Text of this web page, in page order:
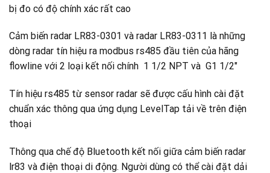
bị đo có độ chính xác rất cao
Cảm biến radar LR83-0301 và radar LR83-0311 là những
dòng radar tín hiệu ra modbus rs485 đầu tiên của hãng
flowline với 2 loại kết nối chính 1 1/2 NPT và G1 1/2″
Tín hiệu rs485 từ sensor radar sẽ được cấu hình cài đặt
chuẩn xác thông qua ứng dụng LevelTap tải về trên điện
thoại
Thông qua chế độ Bluetooth kết nối giữa cảm biến radar
lr83 và điện thoại di động. Người dùng có thể cài đặt dải